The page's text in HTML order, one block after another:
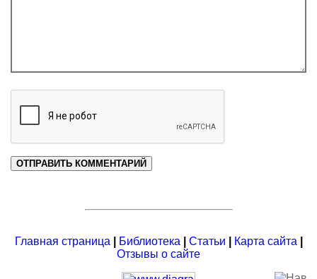
Главная страница Библиотека Статьи Карта сайта
Отзывы о сайте